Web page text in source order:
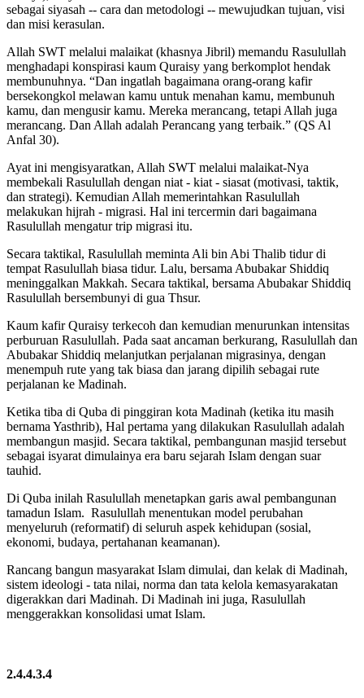
sebagai siyasah -- cara dan metodologi -- mewujudkan tujuan, visi
dan misi kerasulan.
Allah SWT melalui malaikat (khasnya Jibril) memandu Rasulullah
menghadapi konspirasi kaum Quraisy yang berkomplot hendak
membunuhnya. “Dan ingatlah bagaimana orang-orang kafir
bersekongkol melawan kamu untuk menahan kamu, membunuh
kamu, dan mengusir kamu. Mereka merancang, tetapi Allah juga
merancang. Dan Allah adalah Perancang yang terbaik.” (QS Al
Anfal 30).
Ayat ini mengisyaratkan, Allah SWT melalui malaikat-Nya
membekali Rasulullah dengan niat - kiat - siasat (motivasi, taktik,
dan strategi). Kemudian Allah memerintahkan Rasulullah
melakukan hijrah - migrasi. Hal ini tercermin dari bagaimana
Rasulullah mengatur trip migrasi itu.
Secara taktikal, Rasulullah meminta Ali bin Abi Thalib tidur di
tempat Rasulullah biasa tidur. Lalu, bersama Abubakar Shiddiq
meninggalkan Makkah. Secara taktikal, bersama Abubakar Shiddiq
Rasulullah bersembunyi di gua Thsur.
Kaum kafir Quraisy terkecoh dan kemudian menurunkan intensitas
perburuan Rasulullah. Pada saat ancaman berkurang, Rasulullah dan
Abubakar Shiddiq melanjutkan perjalanan migrasinya, dengan
menempuh rute yang tak biasa dan jarang dipilih sebagai rute
perjalanan ke Madinah.
Ketika tiba di Quba di pinggiran kota Madinah (ketika itu masih
bernama Yasthrib), Hal pertama yang dilakukan Rasulullah adalah
membangun masjid. Secara taktikal, pembangunan masjid tersebut
sebagai isyarat dimulainya era baru sejarah Islam dengan suar
tauhid.
Di Quba inilah Rasulullah menetapkan garis awal pembangunan
tamadun Islam. Rasulullah menentukan model perubahan
menyeluruh (reformatif) di seluruh aspek kehidupan (sosial,
ekonomi, budaya, pertahanan keamanan).
Rancang bangun masyarakat Islam dimulai, dan kelak di Madinah,
sistem ideologi - tata nilai, norma dan tata kelola kemasyarakatan
digerakkan dari Madinah. Di Madinah ini juga, Rasulullah
menggerakkan konsolidasi umat Islam.
2.4.4.3.4